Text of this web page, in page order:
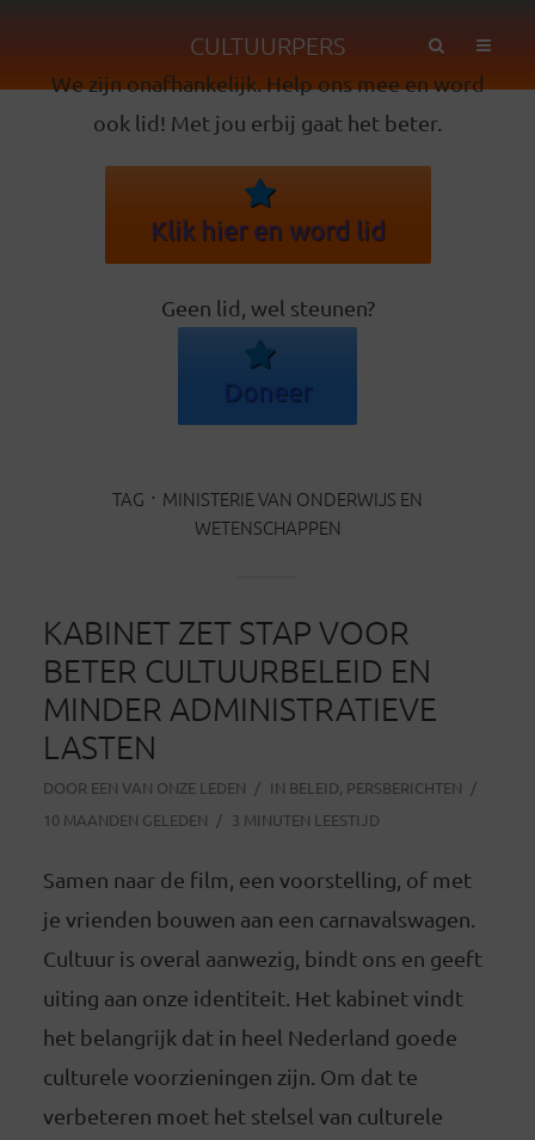
CULTUURPERS
We zijn onafhankelijk. Help ons mee en word
ook lid! Met jou erbij gaat het beter.
Klik hier en word lid
Geen lid, wel steunen?
Doneer
TAG
MINISTERIE VAN ONDERWIJS EN
WETENSCHAPPEN
KABINET ZET STAP VOOR
BETER CULTUURBELEID EN
MINDER ADMINISTRATIEVE
LASTEN
DOOR EEN VAN ONZE LEDEN IN BELEID, PERSBERICHTEN
10 MAANDEN GELEDEN
3 MINUTEN LEESTIJD
Samen naar de film, een voorstelling, of met
je vrienden bouwen aan een carnavalswagen.
Cultuur is overal aanwezig, bindt ons en geeft
uiting aan onze identiteit. Het kabinet vindt
het belangrijk dat in heel Nederland goede
culturele voorzieningen zijn. Om dat te
verbeteren moet het stelsel van culturele